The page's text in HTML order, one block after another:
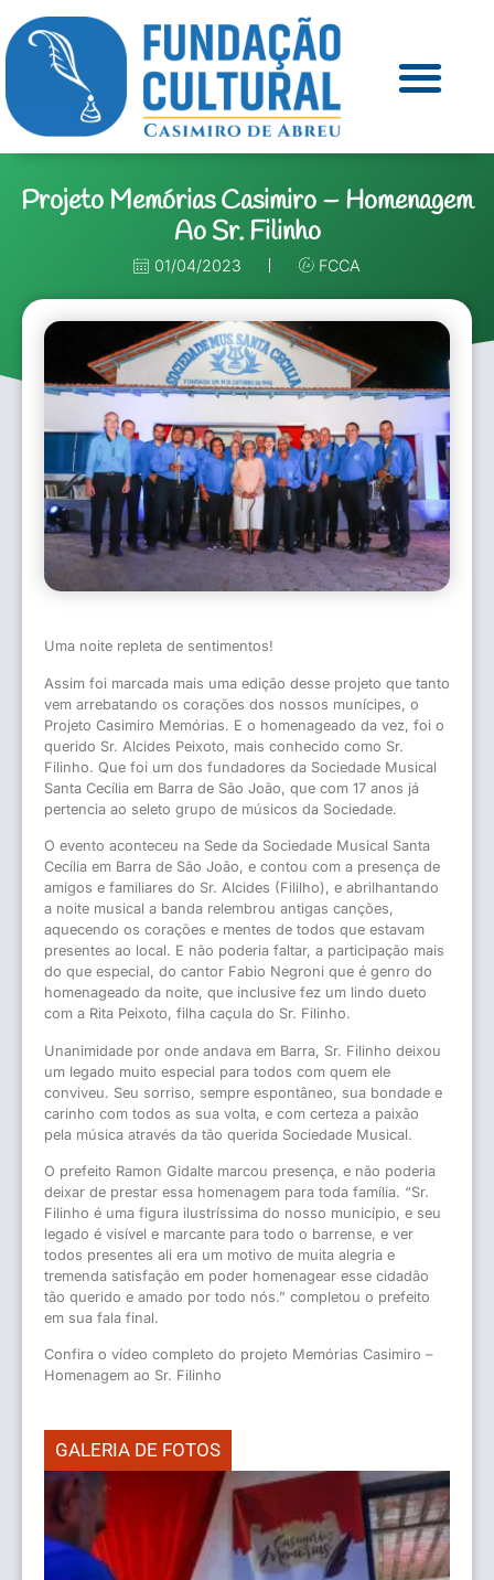
Projeto Memórias Casimiro – Homenagem
Ao Sr. Filinho
01/04/2023 FCCA
Uma noite repleta de sentimentos!
Assim foi marcada mais uma edição desse projeto que tanto
vem arrebatando os corações dos nossos munícipes, o
Projeto Casimiro Memórias. E o homenageado da vez, foi o
querido Sr. Alcides Peixoto, mais conhecido como Sr.
Filinho. Que foi um dos fundadores da Sociedade Musical
Santa Cecília em Barra de São João, que com 17 anos já
pertencia ao seleto grupo de músicos da Sociedade.
O evento aconteceu na Sede da Sociedade Musical Santa
Cecília em Barra de São João, e contou com a presença de
amigos e familiares do Sr. Alcides (Fililho), e abrilhantando
a noite musical a banda relembrou antigas canções,
aquecendo os corações e mentes de todos que estavam
presentes ao local. E não poderia faltar, a participação mais
do que especial, do cantor Fabio Negroni que é genro do
homenageado da noite, que inclusive fez um lindo dueto
com a Rita Peixoto, filha caçula do Sr. Filinho.
Unanimidade por onde andava em Barra, Sr. Filinho deixou
um legado muito especial para todos com quem ele
conviveu. Seu sorriso, sempre espontâneo, sua bondade e
carinho com todos as sua volta, e com certeza a paixão
pela música através da tão querida Sociedade Musical.
O prefeito Ramon Gidalte marcou presença, e não poderia
deixar de prestar essa homenagem para toda família. “Sr.
Filinho é uma figura ilustríssima do nosso município, e seu
legado é visível e marcante para todo o barrense, e ver
todos presentes ali era um motivo de muita alegria e
tremenda satisfação em poder homenagear esse cidadão
tão querido e amado por todo nós.” completou o prefeito
em sua fala final.
Confira o vídeo completo do projeto Memórias Casimiro –
Homenagem ao Sr. Filinho
GALERIA DE FOTOS